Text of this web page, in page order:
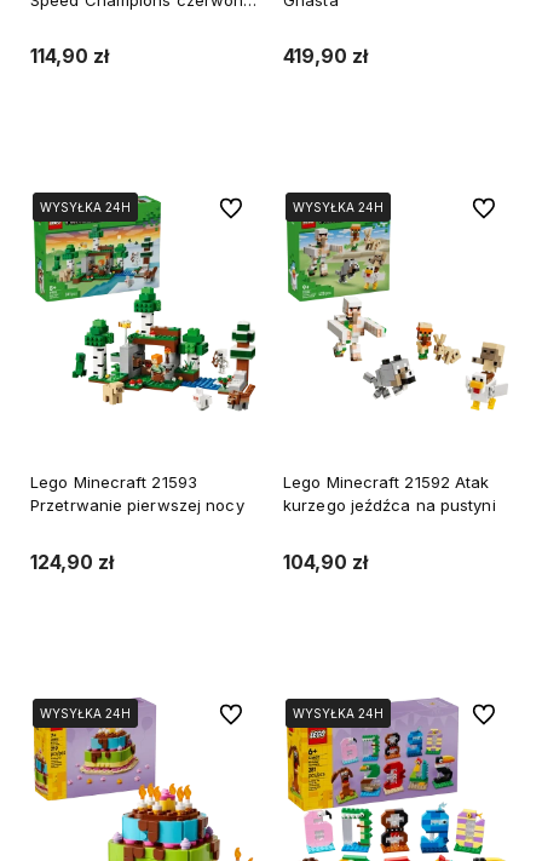
114,90 zł 419,90 zł
WYSYŁKA 24H
WYSYŁKA 24H
Lego Minecraft 21593
Przetrwanie pierwszej nocy
124,90 zł
Do ulubionychWYSYŁKA 24H
WYSYŁKA 24H
Lego Minecraft 21592 Atak
kurzego jeźdźca na pustyni
104,90 zł
Do
WYSYŁKA 24H
WYSYŁKA 24H Do ulubionychWYSYŁKA 24H
WYSYŁKA 24H Do